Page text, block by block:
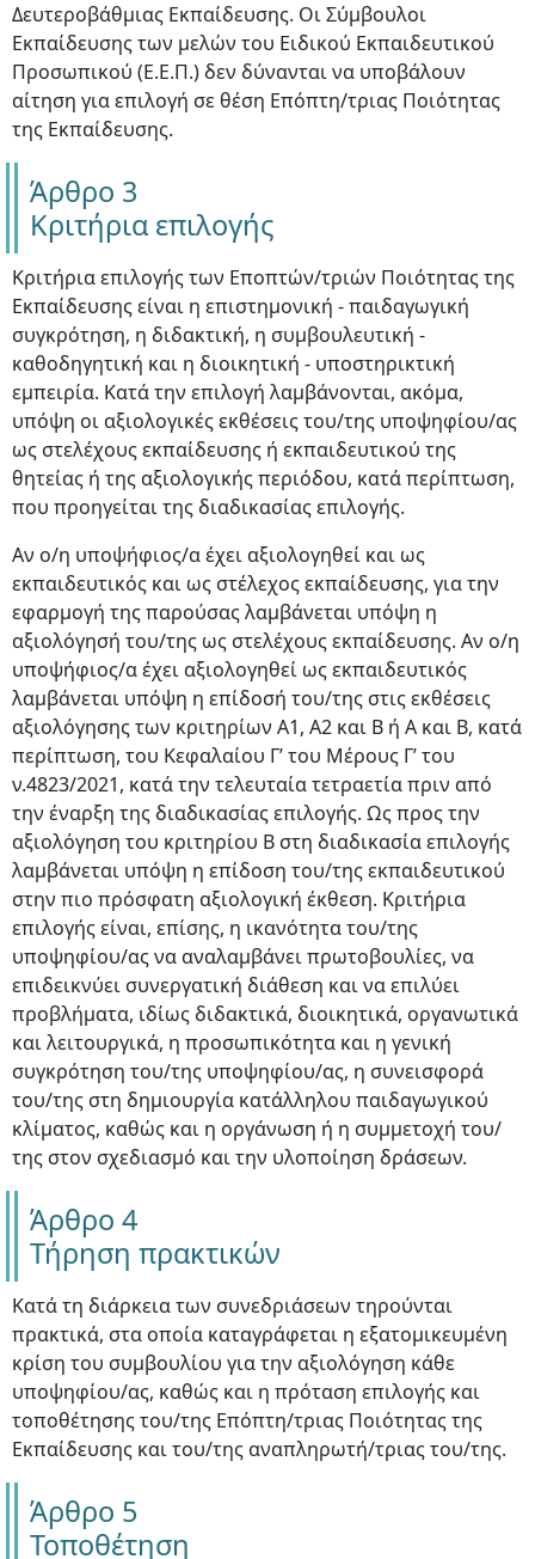
Δευτεροβάθμιας Εκπαίδευσης. Οι Σύμβουλοι
Εκπαίδευσης των μελών του Ειδικού Εκπαιδευτικού
Προσωπικού (Ε.Ε.Π.) δεν δύνανται να υποβάλουν
αίτηση για επιλογή σε θέση Επόπτη/τριας Ποιότητας
της Εκπαίδευσης.
Άρθρο 3
Κριτήρια επιλογής
Κριτήρια επιλογής των Εποπτών/τριών Ποιότητας της
Εκπαίδευσης είναι η επιστημονική - παιδαγωγική
συγκρότηση, η διδακτική, η συμβουλευτική -
καθοδηγητική και η διοικητική - υποστηρικτική
εμπειρία. Κατά την επιλογή λαμβάνονται, ακόμα,
υπόψη οι αξιολογικές εκθέσεις του/της υποψηφίου/ας
ως στελέχους εκπαίδευσης ή εκπαιδευτικού της
θητείας ή της αξιολογικής περιόδου, κατά περίπτωση,
που προηγείται της διαδικασίας επιλογής.
Αν ο/η υποψήφιος/α έχει αξιολογηθεί και ως
εκπαιδευτικός και ως στέλεχος εκπαίδευσης, για την
εφαρμογή της παρούσας λαμβάνεται υπόψη η
αξιολόγησή του/της ως στελέχους εκπαίδευσης. Αν ο/η
υποψήφιος/α έχει αξιολογηθεί ως εκπαιδευτικός
λαμβάνεται υπόψη η επίδοσή του/της στις εκθέσεις
αξιολόγησης των κριτηρίων Α1, Α2 και Β ή Α και Β, κατά
περίπτωση, του Κεφαλαίου Γ’ του Μέρους Γ’ του
ν.4823/2021, κατά την τελευταία τετραετία πριν από
την έναρξη της διαδικασίας επιλογής. Ως προς την
αξιολόγηση του κριτηρίου Β στη διαδικασία επιλογής
λαμβάνεται υπόψη η επίδοση του/της εκπαιδευτικού
στην πιο πρόσφατη αξιολογική έκθεση. Κριτήρια
επιλογής είναι, επίσης, η ικανότητα του/της
υποψηφίου/ας να αναλαμβάνει πρωτοβουλίες, να
επιδεικνύει συνεργατική διάθεση και να επιλύει
προβλήματα, ιδίως διδακτικά, διοικητικά, οργανωτικά
και λειτουργικά, η προσωπικότητα και η γενική
συγκρότηση του/της υποψηφίου/ας, η συνεισφορά
του/της στη δημιουργία κατάλληλου παιδαγωγικού
κλίματος, καθώς και η οργάνωση ή η συμμετοχή του/
της στον σχεδιασμό και την υλοποίηση δράσεων.
Άρθρο 4
Τήρηση πρακτικών
Κατά τη διάρκεια των συνεδριάσεων τηρούνται
πρακτικά, στα οποία καταγράφεται η εξατομικευμένη
κρίση του συμβουλίου για την αξιολόγηση κάθε
υποψηφίου/ας, καθώς και η πρόταση επιλογής και
τοποθέτησης του/της Επόπτη/τριας Ποιότητας της
Εκπαίδευσης και του/της αναπληρωτή/τριας του/της.
Άρθρο 5
Τοποθέτηση